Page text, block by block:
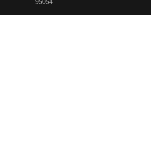
95054